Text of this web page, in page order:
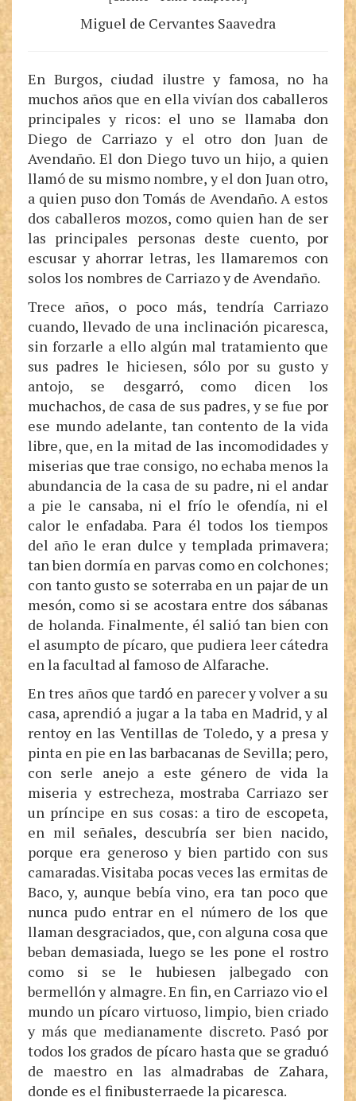
Miguel de Cervantes Saavedra
En Burgos, ciudad ilustre y famosa, no ha
muchos años que en ella vivían dos caballeros
principales y ricos: el uno se llamaba don
Diego de Carriazo y el otro don Juan de
Avendaño. El don Diego tuvo un hijo, a quien
llamó de su mismo nombre, y el don Juan otro,
a quien puso don Tomás de Avendaño. A estos
dos caballeros mozos, como quien han de ser
las principales personas deste cuento, por
escusar y ahorrar letras, les llamaremos con
solos los nombres de Carriazo y de Avendaño.
Trece años, o poco más, tendría Carriazo
cuando, llevado de una inclinación picaresca,
sin forzarle a ello algún mal tratamiento que
sus padres le hiciesen, sólo por su gusto y
antojo, se desgarró, como dicen los
muchachos, de casa de sus padres, y se fue por
ese mundo adelante, tan contento de la vida
libre, que, en la mitad de las incomodidades y
miserias que trae consigo, no echaba menos la
abundancia de la casa de su padre, ni el andar
a pie le cansaba, ni el frío le ofendía, ni el
calor le enfadaba. Para él todos los tiempos
del año le eran dulce y templada primavera;
tan bien dormía en parvas como en colchones;
con tanto gusto se soterraba en un pajar de un
mesón, como si se acostara entre dos sábanas
de holanda. Finalmente, él salió tan bien con
el asumpto de pícaro, que pudiera leer cátedra
en la facultad al famoso de Alfarache.
En tres años que tardó en parecer y volver a su
casa, aprendió a jugar a la taba en Madrid, y al
rentoy en las Ventillas de Toledo, y a presa y
pinta en pie en las barbacanas de Sevilla; pero,
con serle anejo a este género de vida la
miseria y estrecheza, mostraba Carriazo ser
un príncipe en sus cosas: a tiro de escopeta,
en mil señales, descubría ser bien nacido,
porque era generoso y bien partido con sus
camaradas. Visitaba pocas veces las ermitas de
Baco, y, aunque bebía vino, era tan poco que
nunca pudo entrar en el número de los que
llaman desgraciados, que, con alguna cosa que
beban demasiada, luego se les pone el rostro
como si se le hubiesen jalbegado con
bermellón y almagre. En fin, en Carriazo vio el
mundo un pícaro virtuoso, limpio, bien criado
y más que medianamente discreto. Pasó por
todos los grados de pícaro hasta que se graduó
de maestro en las almadrabas de Zahara,
donde es el finibusterraede la picaresca.